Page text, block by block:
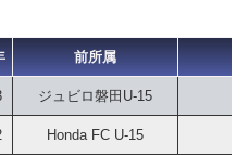
前所属
ジュビロ磐田U-15
Honda FC U-15